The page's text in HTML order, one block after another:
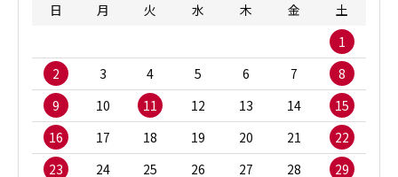
日
月 火 水 木 金
土
1
2
3 4 5 6 7
8
9
10 11 12 13 14
15
16
17 18 19 20 21
22
23
24 25 26 27 28 29